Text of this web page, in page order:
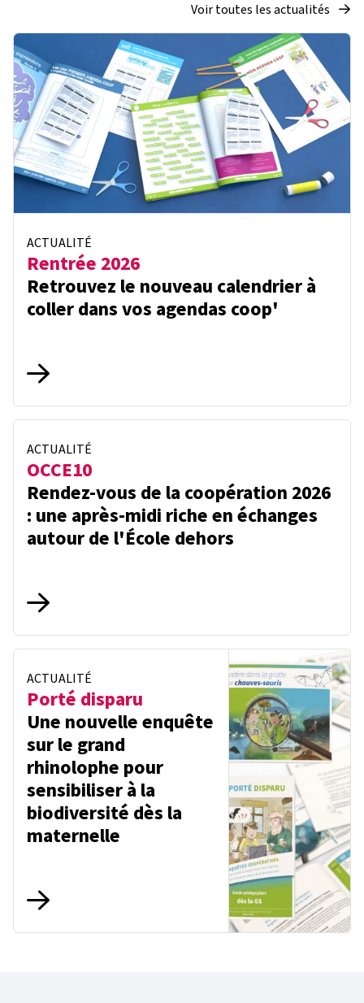
Voir toutes les actualités
ACTUALITÉ
Rentrée 2026
Retrouvez le nouveau calendrier à
coller dans vos agendas coop'
ACTUALITÉ
OCCE10
Rendez-vous de la coopération 2026
: une après-midi riche en échanges
autour de l'École dehors
ACTUALITÉ
Porté disparu
Une nouvelle enquête
sur le grand
rhinolophe pour
sensibiliser à la
biodiversité dès la
maternelle